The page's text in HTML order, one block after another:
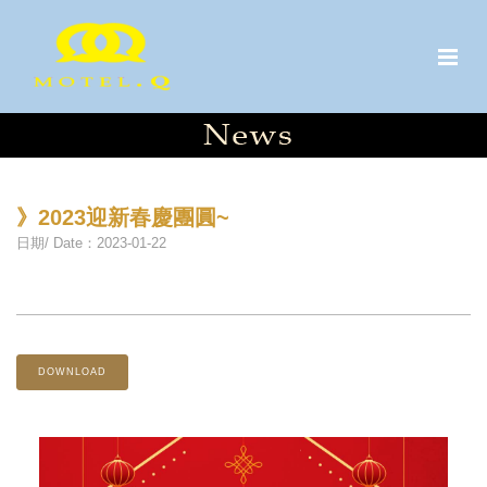
》2023迎新春慶團圓~
日期/ Date：2023-01-22
DOWNLOAD